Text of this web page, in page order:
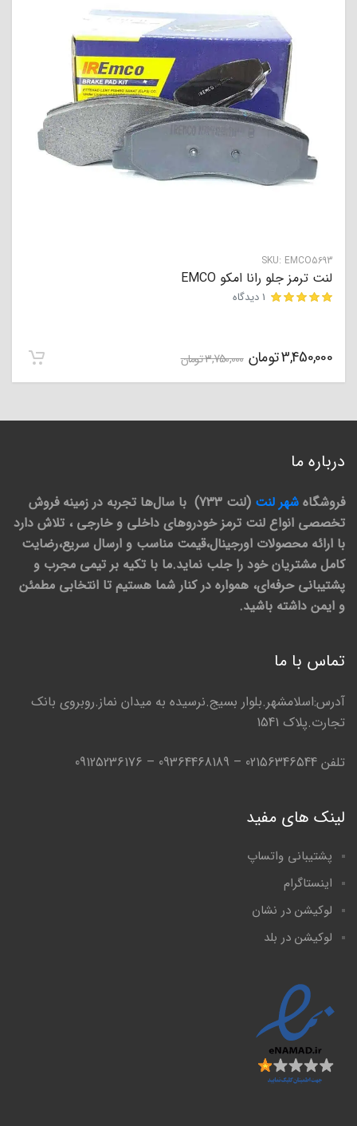
SKU: EMCO5693
لنت ترمز جلو رانا امکو EMCO
1 دیدگاه
3,450,000تومان 3,750,000تومان
درباره ما
فروشگاه شهر لنت
(لنت 733) با سال‌ها تجربه در زمینه فروش
تخصصی انواع لنت ترمز خودروهای داخلی و خارجی ، تلاش دارد
با ارائه محصولات اورجینال،قیمت مناسب و ارسال سریع،رضایت
کامل مشتریان خود را جلب نماید.ما با تکیه بر تیمی مجرب و
پشتیبانی حرفه‌ای، همواره در کنار شما هستیم تا انتخابی مطمئن
و ایمن داشته باشید.
تماس با ما
آدرس:اسلامشهر.بلوار بسیج.نرسیده به میدان نماز.روبروی بانک
تجارت.پلاک 1541
تلفن 02156346544 – 09364468189 – 09125236176
لینک های مفید
پشتیبانی واتساپ
اینستاگرام
لوکیشن در نشان
لوکیشن در بلد